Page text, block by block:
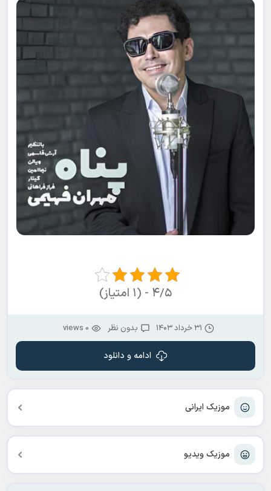
موزیک ایرانی
موزیک ویدیو
۴/۵ - (۱ امتیاز)
۳۱ خرداد ۱۴۰۳ بدون نظر 0 views
ادامه و دانلود